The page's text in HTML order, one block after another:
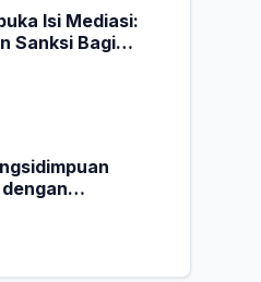
Isi Mediasi:
Sanksi Bagi
dan DPRD